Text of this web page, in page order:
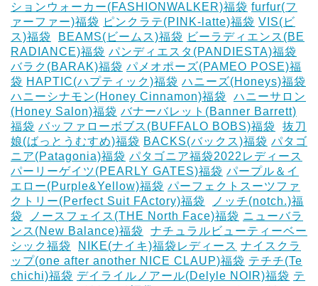
ションウォーカー(FASHIONWALKER)福袋 furfur(フ
ァーファー)福袋 ピンクラテ(PINK-latte)福袋 VIS(ビ
ス)福袋
BEAMS(ビームス)福袋 ビーラディエンス(BE
RADIANCE)福袋 パンディエスタ(PANDIESTA)福袋
バラク(BARAK)福袋 パメオポーズ(PAMEO POSE)福
袋 HAPTIC(ハプティック)福袋 ハニーズ(Honeys)福袋
ハニーシナモン(Honey Cinnamon)福袋
ハニーサロン
(Honey Salon)福袋 バナーバレット(Banner Barrett)
福袋 バッファローボブス(BUFFALO BOBS)福袋
抜刀
娘(ばっとうむすめ)福袋 BACKS(バックス)福袋 パタゴ
ニア(Patagonia)福袋 パタゴニア福袋2022レディース
パーリーゲイツ(PEARLY GATES)福袋 パープル＆イ
エロー(Purple&Yellow)福袋 パーフェクトスーツファ
クトリー(Perfect Suit FActory)福袋
ノッチ(notch.)福
袋
ノースフェイス(THE North Face)福袋 ニューバラ
ンス(New Balance)福袋
ナチュラルビューティーベー
シック福袋
NIKE(ナイキ)福袋レディース ナイスクラ
ップ(one after another NICE CLAUP)福袋 テチチ(Te
chichi)福袋 デイライルノアール(Delyle NOIR)福袋 テ